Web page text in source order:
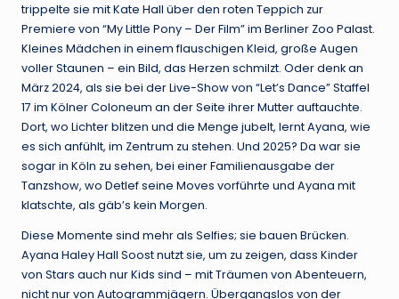
trippelte sie mit Kate Hall über den roten Teppich zur
Premiere von “My Little Pony – Der Film” im Berliner Zoo Palast.
Kleines Mädchen in einem flauschigen Kleid, große Augen
voller Staunen – ein Bild, das Herzen schmilzt. Oder denk an
März 2024, als sie bei der Live-Show von “Let’s Dance” Staffel
17 im Kölner Coloneum an der Seite ihrer Mutter auftauchte.
Dort, wo Lichter blitzen und die Menge jubelt, lernt Ayana, wie
es sich anfühlt, im Zentrum zu stehen. Und 2025? Da war sie
sogar in Köln zu sehen, bei einer Familienausgabe der
Tanzshow, wo Detlef seine Moves vorführte und Ayana mit
klatschte, als gäb’s kein Morgen.
Diese Momente sind mehr als Selfies; sie bauen Brücken.
Ayana Haley Hall Soost nutzt sie, um zu zeigen, dass Kinder
von Stars auch nur Kids sind – mit Träumen von Abenteuern,
nicht nur von Autogrammjägern. Übergangslos von der